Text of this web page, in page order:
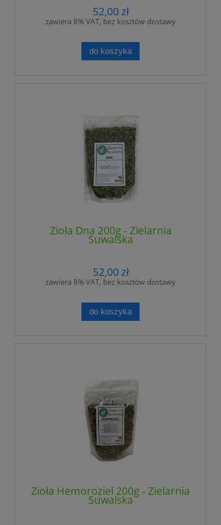
52,00 zł
zawiera 8% VAT, bez kosztów dostawy
do koszyka
Zioła Dna 200g - Zielarnia
Suwalska
52,00 zł
zawiera 8% VAT, bez kosztów dostawy
do koszyka
Zioła Hemoroziel 200g - Zielarnia
Suwalska